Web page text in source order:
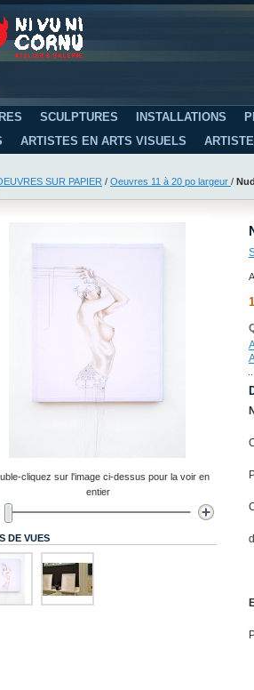
SCULPTURES INSTALLATIONS
ARTISTES EN ARTS VISUELS
SUR PAPIER / Oeuvres 11 à 20 po largeur /
cliquez sur l'image ci-dessus pour la voir en
entier
DE VUES